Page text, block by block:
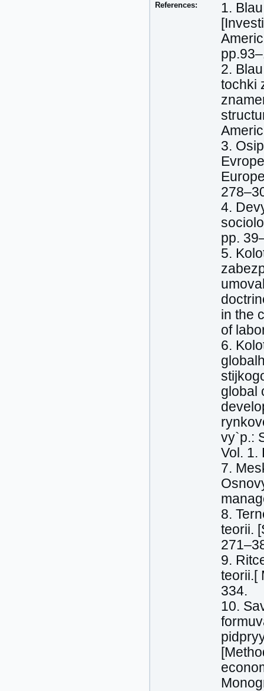
References:
1.
2.
tochki
3.
4.
pp.
5.
in the
of
6.
global
vy`p.:
Vol. 1.
7.
8.
teorii.
9.
teorii.[
334.
10.